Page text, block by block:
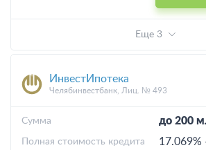
Еще 3
ИнвестИпотека
Челябинвестбанк, Лиц. № 493
до 200
Cумма
17.069%
Полная стоимость кредита